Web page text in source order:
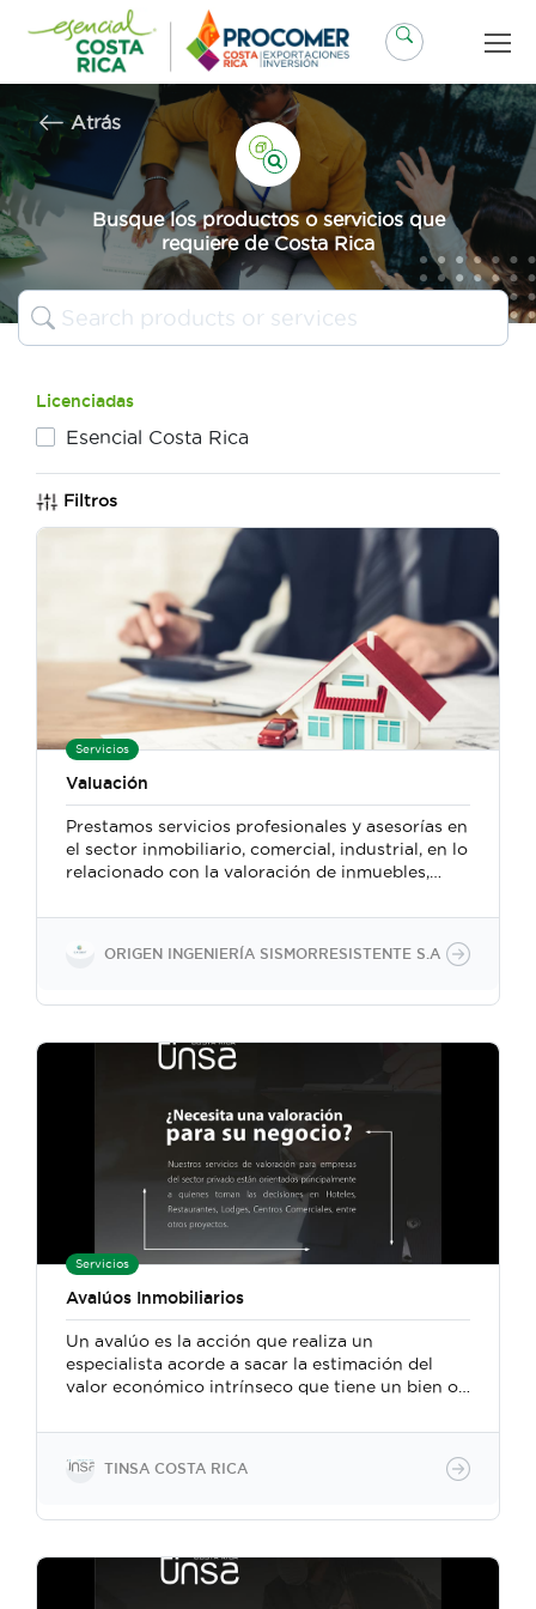
contenido
Atrás
Busque los productos o servicios que
requiere de Costa Rica
Licenciadas
Esencial Costa Rica
Filtros
Servicios
Valuación
Prestamos servicios profesionales y asesorías en
el sector inmobiliario, comercial, industrial, en lo
relacionado con la valoración de inmuebles,
investigación exhaustiva de los lugares a
realizar las valoraciones, con el fin de proteger
los intereses del cliente y las entidades
la realidad del entorno. Desde el 2001 a la
avalúos, más de 200 inspecciones y
fiscalizaciones de inversión.
ORIGEN INGENIERÍA SISMORRESISTENTE S.A
Servicios
Avalúos Inmobiliarios
Un avalúo es la acción que realiza un
especialista acorde a sacar la estimación del
valor económico intrínseco que tiene un bien o
momento de obtener un crédito bancario,
como garantía alguna propiedad o bien que
cumpla lo establecido en el contrato. Los
técnico imparcial, de acuerdo a sus
características físicas, de uso, análisis del
TINSA COSTA RICA